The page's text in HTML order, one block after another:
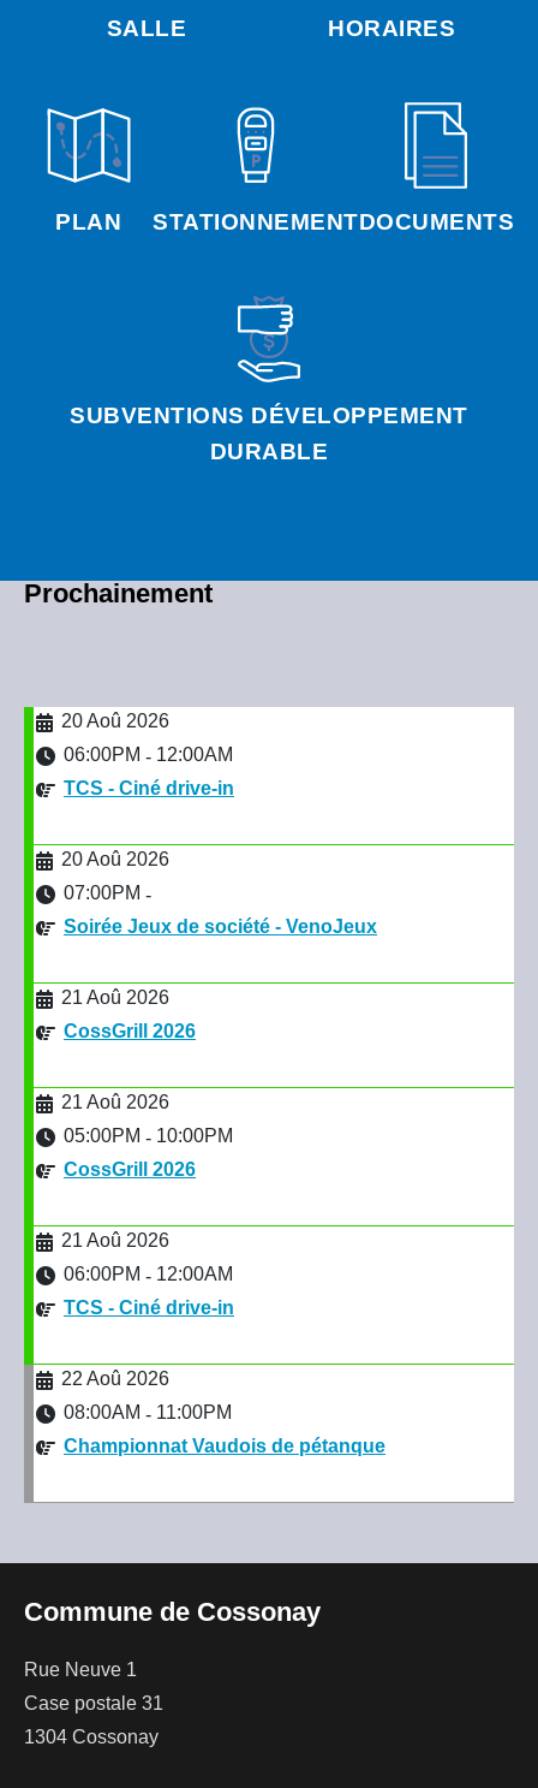
SALLE
HORAIRES
PLAN STATIONNEMENTDOCUMENTS
SUBVENTIONS DÉVELOPPEMENT
DURABLE
Prochainement
20 Aoû 2026
06:00PM - 12:00AM
TCS - Ciné drive-in
20 Aoû 2026
07:00PM -
Soirée Jeux de société - VenoJeux
21 Aoû 2026
CossGrill 2026
21 Aoû 2026
05:00PM - 10:00PM
CossGrill 2026
21 Aoû 2026
06:00PM - 12:00AM
TCS - Ciné drive-in
22 Aoû 2026
08:00AM - 11:00PM
Championnat Vaudois de pétanque
Commune de Cossonay
Rue Neuve 1
Case postale 31
1304 Cossonay